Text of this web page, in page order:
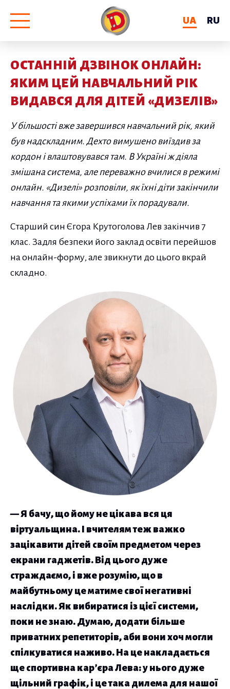
UA
RU
ОСТАННІЙ ДЗВІНОК ОНЛАЙН:
ЯКИМ ЦЕЙ НАВЧАЛЬНИЙ РІК
ВИДАВСЯ ДЛЯ ДІТЕЙ «ДИЗЕЛІВ»
У більшості вже завершився навчальний рік, який
був надскладним. Дехто вимушено виїздив за
кордон і влаштовувався там. В Україні ж діяла
змішана система, але переважно вчилися в режимі
онлайн. «Дизелі» розповіли, як їхні діти закінчили
навчання та якими успіхами їх порадували.
Старший син Єгора Крутоголова Лев закінчив 7
клас. Задля безпеки його заклад освіти перейшов
на онлайн-форму, але звикнути до цього вкрай
складно.
— Я бачу, що йому не цікава вся ця
віртуальщина. І вчителям теж важко
зацікавити дітей своїм предметом через
екрани гаджетів. Від цього дуже
страждаємо, і вже розумію, що в
майбутньому це матиме свої негативні
наслідки. Як вибиратися із цієї системи,
поки не знаю. Думаю, додати більше
приватних репетиторів, аби вони хоч могли
спілкуватися наживо. На це накладається
ще спортивна кар’єра Лева: у нього дуже
щільний графік, і це така дилема для нашої